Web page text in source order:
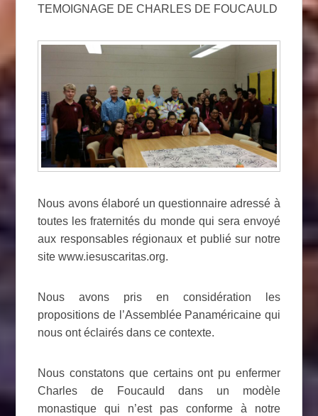
TEMOIGNAGE DE CHARLES DE FOUCAULD
Nous avons élaboré un questionnaire adressé à
toutes les fraternités du monde qui sera envoyé
aux responsables régionaux et publié sur notre
site www.iesuscaritas.org.
Nous avons pris en considération les
propositions de l’Assemblée Panaméricaine qui
nous ont éclairés dans ce contexte.
Nous constatons que certains ont pu enfermer
Charles de Foucauld dans un modèle
monastique qui n’est pas conforme à notre